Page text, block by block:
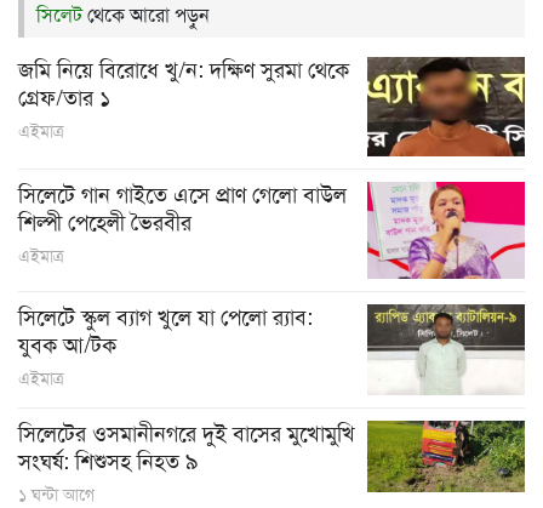
সিলেটথেকে আরো পড়ুন
জমি নিয়ে বিরোধে খু/ন: দক্ষিণ সুরমা থেকে
গ্রেফ/তার ১
এইমাত্র
সিলেটে গান গাইতে এসে প্রাণ গেলো বাউল
শিল্পী পেহেলী ভৈরবীর
এইমাত্র
সিলেটে স্কুল ব্যাগ খুলে যা পেলো র‌্যাব:
যুবক আ/টক
এইমাত্র
সিলেটের ওসমানীনগরে দুই বাসের মুখোমুখি
সংঘর্ষ: শিশুসহ নিহত ৯
১ ঘন্টা আগে